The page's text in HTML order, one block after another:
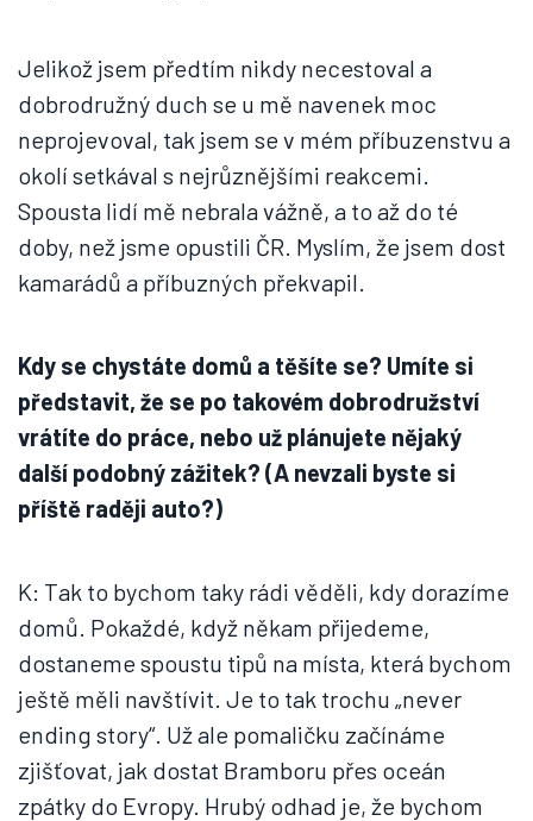
Jelikož jsem předtím nikdy necestoval a
dobrodružný duch se u mě navenek moc
neprojevoval, tak jsem se v mém příbuzenstvu a
okolí setkával s nejrůznějšími reakcemi.
Spousta lidí mě nebrala vážně, a to až do té
doby, než jsme opustili ČR. Myslím, že jsem dost
kamarádů a příbuzných překvapil.
Kdy se chystáte domů a těšíte se? Umíte si
představit, že se po takovém dobrodružství
vrátíte do práce, nebo už plánujete nějaký
další podobný zážitek? (A nevzali byste si
příště raději auto?)
K: Tak to bychom taky rádi věděli, kdy dorazíme
domů. Pokaždé, když někam přijedeme,
dostaneme spoustu tipů na místa, která bychom
ještě měli navštívit. Je to tak trochu „never
ending story“. Už ale pomaličku začínáme
zjišťovat, jak dostat Bramboru přes oceán
zpátky do Evropy. Hrubý odhad je, že bychom